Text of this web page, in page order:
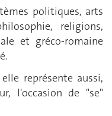
politiques, arts
religions,
et gréco-romaine
représente aussi,
l'occasion de "se"